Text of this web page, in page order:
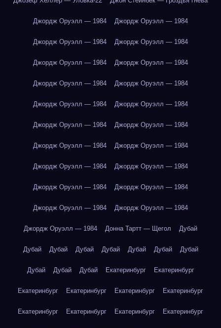
Джордж Оруэлл — 1984 Джордж Оруэлл — 1984
Джордж Оруэлл — 1984 Джордж Оруэлл — 1984
Джордж Оруэлл — 1984 Джордж Оруэлл — 1984
Джордж Оруэлл — 1984 Джордж Оруэлл — 1984
Джордж Оруэлл — 1984 Джордж Оруэлл — 1984
Джордж Оруэлл — 1984 Джордж Оруэлл — 1984
Джордж Оруэлл — 1984 Джордж Оруэлл — 1984
Джордж Оруэлл — 1984 Джордж Оруэлл — 1984
Джордж Оруэлл — 1984 Джордж Оруэлл — 1984
Джордж Оруэлл — 1984 Джордж Оруэлл — 1984
Джордж Оруэлл — 1984 Донна Тартт — Щегол Дубай
Дубай Дубай Дубай Дубай Дубай Дубай Дубай
Дубай Дубай Дубай Екатеринбург Екатеринбург
Екатеринбург Екатеринбург Екатеринбург Екатеринбург
Екатеринбург Екатеринбург Екатеринбург Екатеринбург